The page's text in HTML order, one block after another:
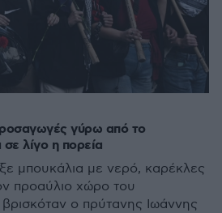
γύρω από το
λίγο η πορεία
μπουκάλια με νερό, καρέκλες
προαύλιο χώρο του
ο πρύτανης Ιωάννης